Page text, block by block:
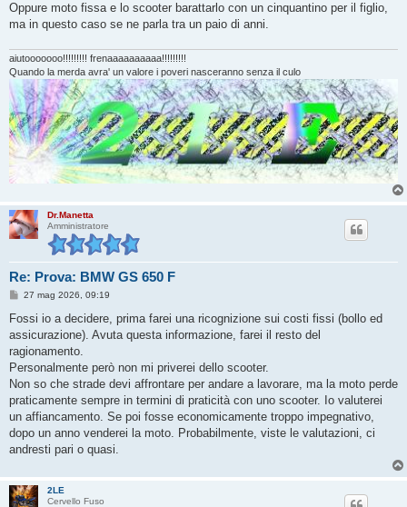
Oppure moto fissa e lo scooter barattarlo con un cinquantino per il figlio,
ma in questo caso se ne parla tra un paio di anni.
aiutooooooo!!!!!!!!! frenaaaaaaaaaa!!!!!!!!!
Quando la merda avra' un valore i poveri nasceranno senza il culo
Dr.Manetta
Amministratore
Re: Prova: BMW GS 650 F
M
s
a
g
g
i
o
27 mag 2026, 09:19
Fossi io a decidere, prima farei una ricognizione sui costi fissi (bollo ed
assicurazione). Avuta questa informazione, farei il resto del
ragionamento.
Personalmente però non mi priverei dello scooter.
Non so che strade devi affrontare per andare a lavorare, ma la moto perde
praticamente sempre in termini di praticità con uno scooter. Io valuterei
un affiancamento. Se poi fosse economicamente troppo impegnativo,
dopo un anno venderei la moto. Probabilmente, viste le valutazioni, ci
andresti pari o quasi.
2LE
Cervello Fuso